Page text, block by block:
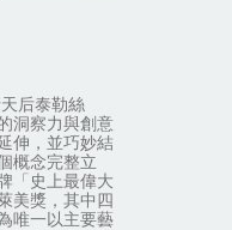
后泰勒絲
洞察力與創意
伸，並巧妙結
概念完整立
「史上最偉大
美獎，其中四
唯一以主要藝